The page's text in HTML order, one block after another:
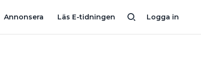
Logga in
Annonsera Läs E-tidningen
FEL” 11 SVAR OM EWAYS EFTER ATT FÖRETAGET